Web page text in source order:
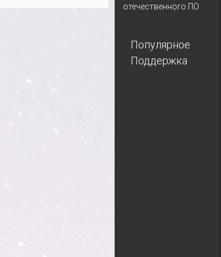
отечественного ПО
Популярное
Поддержка